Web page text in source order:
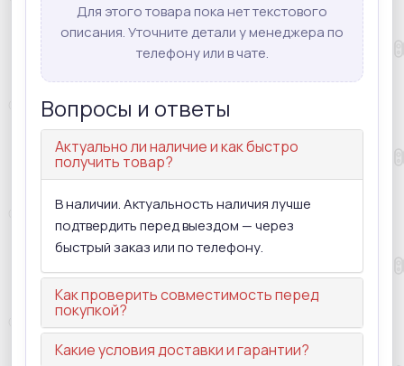
Для этого товара пока нет текстового
описания. Уточните детали у менеджера по
телефону или в чате.
Вопросы и ответы
Актуально ли наличие и как быстро
получить товар?
В наличии. Актуальность наличия лучше
подтвердить перед выездом — через
быстрый заказ или по телефону.
Как проверить совместимость перед
покупкой?
Какие условия доставки и гарантии?